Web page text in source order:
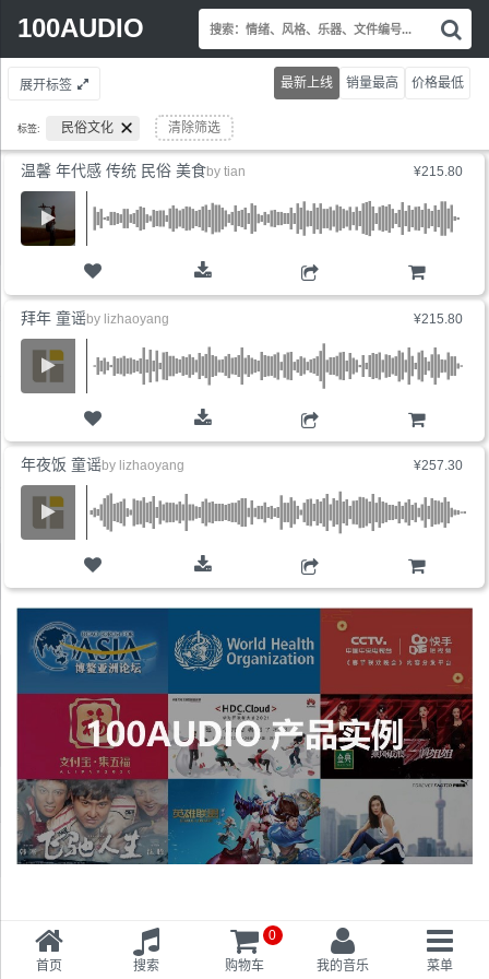
100AUDIO
Search
索
情
绪
乐
展开标签
标签: 民俗文化 清除筛选
最新上线 销量最高 价格最低
¥215.80
温馨 年代感 传统 民俗 美食by tian
¥215.80
购物车
拜年 童谣by lizhaoyang
¥257.30
购物车
年夜饭 童谣by lizhaoyang
首页 搜索 购物车
0
我的音乐
菜单